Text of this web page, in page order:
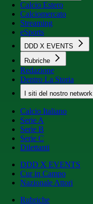
Calcio Estero
Calciomercato
Streaming
eSports
DDD X EVENTS
Rubriche
Redazione
Dentro La Storia
I siti del nostro network
Calcio Italiano
Serie A
Serie B
Serie C
Dilettanti
DDD X EVENTS
Cur in Campo
Nazionale Attori
Rubriche